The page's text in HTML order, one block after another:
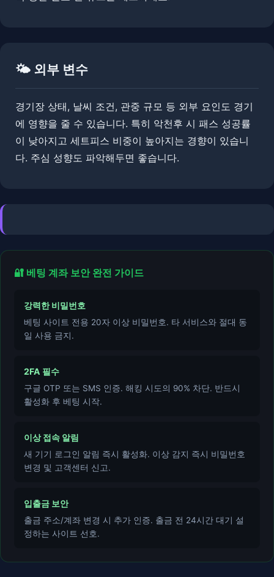
🌤️ 외부 변수
경기장 상태, 날씨 조건, 관중 규모 등 외부 요인도 경기
에 영향을 줄 수 있습니다. 특히 악천후 시 패스 성공률
이 낮아지고 세트피스 비중이 높아지는 경향이 있습니
다. ​​주심 성향도 파악해두면 좋습니다.
🔐 베팅 계좌 보안 완전 가이드
강력한 비밀번호
베팅 사이트 전용 20자 이상 비밀번호. 타 서비스와 절대 동
일 사용 금지.
2FA 필수
구글 OTP 또는 SMS 인증. 해킹 시도의 90% 차단. 반드시
활성화 후 베팅 시작.
이상 접속 알림
새 기기 로그인 알림 즉시 활성화. 이상 감지 즉시 비밀번호
변경 및 고객센터 신고.
입출금 보안
출금 주소/계좌 변경 시 추가 인증. 출금 전 24시간 대기 설
정하는 사이트 선호.